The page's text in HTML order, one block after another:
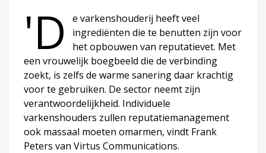
'D
e varkenshouderij heeft veel
ingrediënten die te benutten zijn voor
het opbouwen van reputatievet. Met
een vrouwelijk boegbeeld die de verbinding
zoekt, is zelfs de warme sanering daar krachtig
voor te gebruiken. De sector neemt zijn
verantwoordelijkheid. Individuele
varkenshouders zullen reputatiemanagement
ook massaal moeten omarmen, vindt Frank
Peters van Virtus Communications.